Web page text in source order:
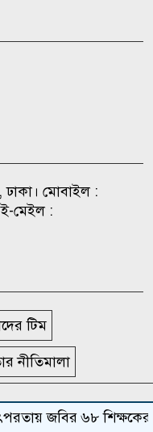
দেশে ফিরলেই
মধ্যে গ্যাস সরবরাহ
জ্বালানি মন্ত্রী
ঢাকা। মোবাইল :
মেইল :
টিম
নীতিমালা
জনতার আদালত
জবির ৬৮ শিক্ষকের